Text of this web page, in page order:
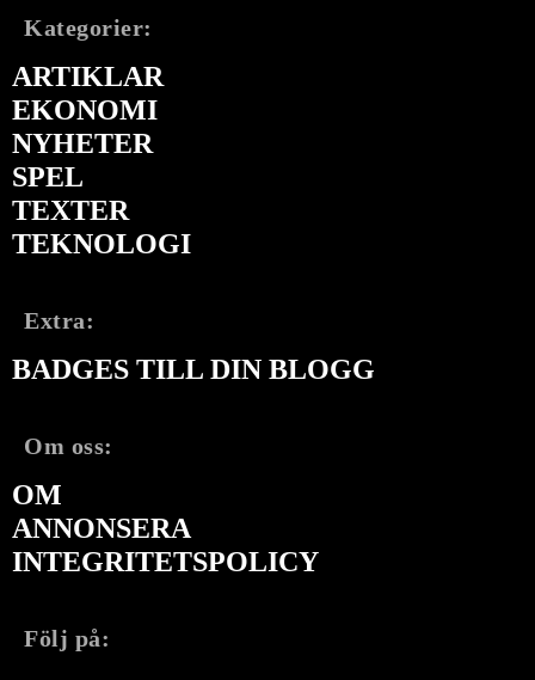
Kategorier:
ARTIKLAR
EKONOMI
NYHETER
SPEL
TEXTER
TEKNOLOGI
Extra:
BADGES TILL DIN BLOGG
Om oss:
OM
ANNONSERA
INTEGRITETSPOLICY
Följ på: